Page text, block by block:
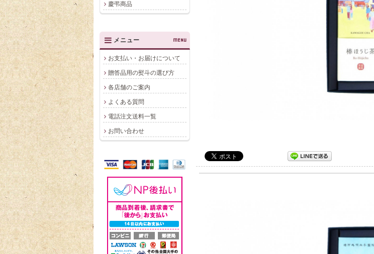
慶弔商品
メニュー MENU
お支払い・お届けについて
贈答品用の熨斗の選び方
各店舗のご案内
よくある質問
電話注文送料一覧
お問い合わせ